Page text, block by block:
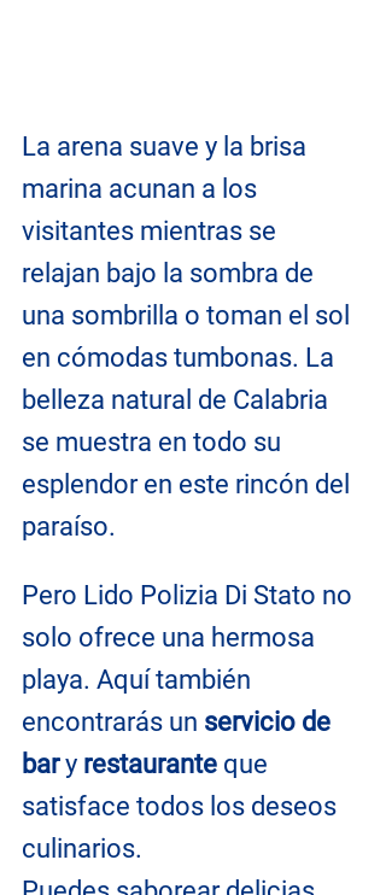
La arena suave y la brisa
marina acunan a los
visitantes mientras se
relajan bajo la sombra de
una sombrilla o toman el sol
en cómodas tumbonas. La
belleza natural de Calabria
se muestra en todo su
esplendor en este rincón del
paraíso.
Pero Lido Polizia Di Stato no
solo ofrece una hermosa
playa. Aquí también
encontrarás un servicio de
bar y restaurante que
satisface todos los deseos
culinarios.